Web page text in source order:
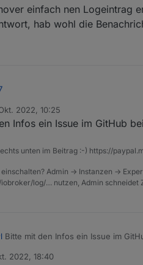
		    title:
"ioBroker"
		    sound:
"magic",
{
,
: "triggers",
: "value.temperature",
: "°C" ,
einfach nen Logeintrag
hab wohl die
subCondVar1665724734367 =
=== false && _cond) {
späte Antwort, hab wohl die
2022, 10:25
Infos ein Issue im GitHub
unten im Beitrag :-) https://
Admin -> Instanzen ->
log/… nutzen, Admin schneidet
Bitte mit den Infos ein Issue im
2022, 18:40